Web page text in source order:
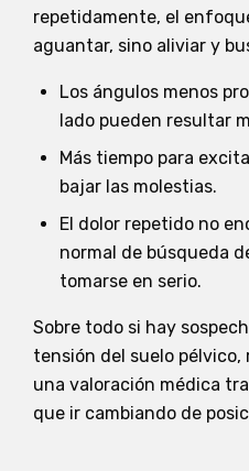
repetidamente, el
aguantar, sino aliviar y
Los ángulos menos
lado pueden resultar
Más tiempo para
bajar las molestias.
El dolor repetido no
normal de búsqueda
tomarse en serio.
Sobre todo si hay
tensión del suelo
una valoración médica
que ir cambiando de